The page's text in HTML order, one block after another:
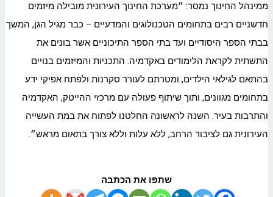
ממינהל החינוך נמסר: ״מערכת החינוך העירונית מובילה מיזמים
חדשניים רבים בתחומים הטכנולוגים והמדעיים – כבר מגיל הגן, המשך
בבתי הספר היסודיים ועד בתי הספר התיכוניים אשר בונים את
התשתית לקראת הלימודים באקדמיה. התכניות והמיזמים בנויים
בהתאם לגילאי הילדים, ומטרתם לעורר סקרנות ולפתח אפיקי ידע
בתחומים מגוונים, ותוך שיתוף פעולה עם מרכזי ההייטק, האקדמיה
והתרבות בעיר. השנה לראשונה החלטנו לפתוח את במת העשייה
העירונית גם לציבור הרחב, ללא עלות וללא צורך בתאום מראש״.
שתפו את הכתבה